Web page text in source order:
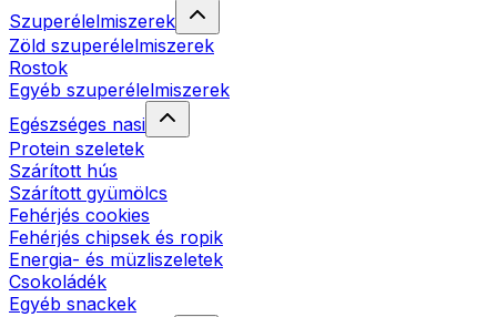
Szuperélelmiszerek
Zöld szuperélelmiszerek
Rostok
Egyéb szuperélelmiszerek
Egészséges nasi
Protein szeletek
Szárított hús
Szárított gyümölcs
Fehérjés cookies
Fehérjés chipsek és ropik
Energia- és müzliszeletek
Csokoládék
Egyéb snackek